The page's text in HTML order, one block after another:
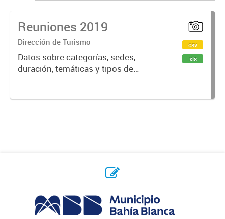
Reuniones 2019
Dirección de Turismo
Datos sobre categorías, sedes,
duración, temáticas y tipos de
csv
xls